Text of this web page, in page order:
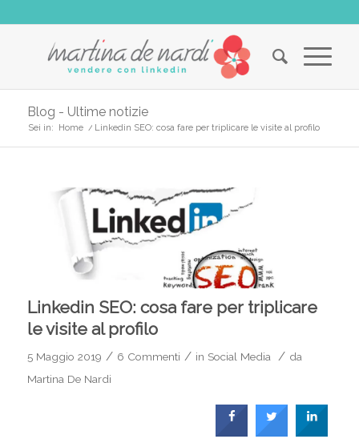
Blog - Ultime notizie
Sei in: Home / Linkedin SEO: cosa fare per triplicare le visite al profilo
Linkedin SEO: cosa fare per triplicare
le visite al profilo
5 Maggio 2019 / 6 Commenti / in Social Media / da
Martina De Nardi